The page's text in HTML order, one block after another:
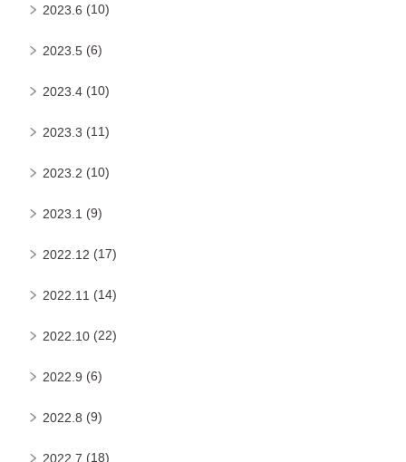
2023.6 (10)
2023.5 (6)
2023.4 (10)
2023.3 (11)
2023.2 (10)
2023.1 (9)
2022.12 (17)
2022.11 (14)
2022.10 (22)
2022.9 (6)
2022.8 (9)
2022.7 (18)